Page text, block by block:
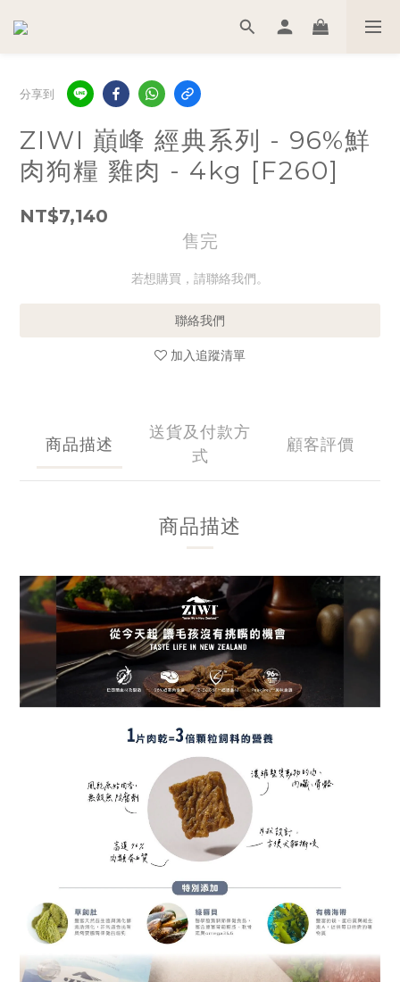
分享到
ZIWI 巔峰 經典系列 - 96%鮮
肉狗糧 雞肉 - 4kg [F260]
NT$7,140
售完
若想購買，請聯絡我們。
聯絡我們
加入追蹤清單
商品描述
送貨及付款方
式
顧客評價
商品描述